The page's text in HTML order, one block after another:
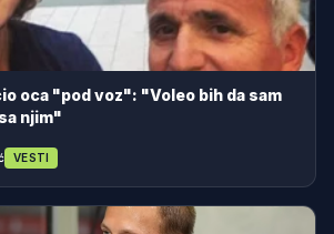
oca "pod voz": "Voleo bih da sam
njim"
VESTI